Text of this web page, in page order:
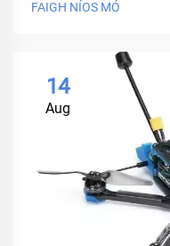
FAIGH NÍOS MÓ
14
Aug